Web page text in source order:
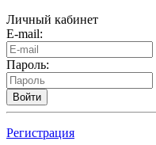
Личный кабинет
E-mail:
Пароль:
Войти
Регистрация